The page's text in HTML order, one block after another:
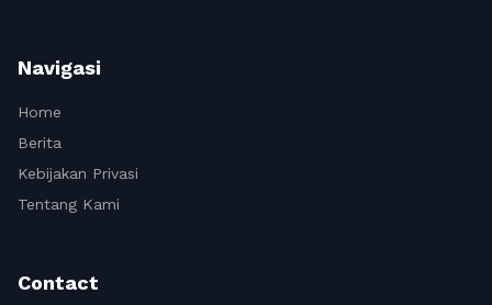
Navigasi
Home
Berita
Kebijakan Privasi
Tentang Kami
Contact